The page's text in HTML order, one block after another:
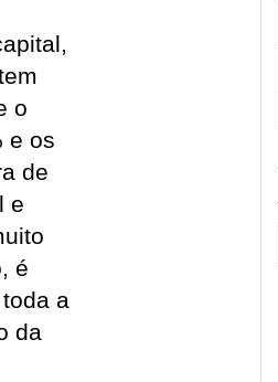
o
e os
de
e
é
a
da